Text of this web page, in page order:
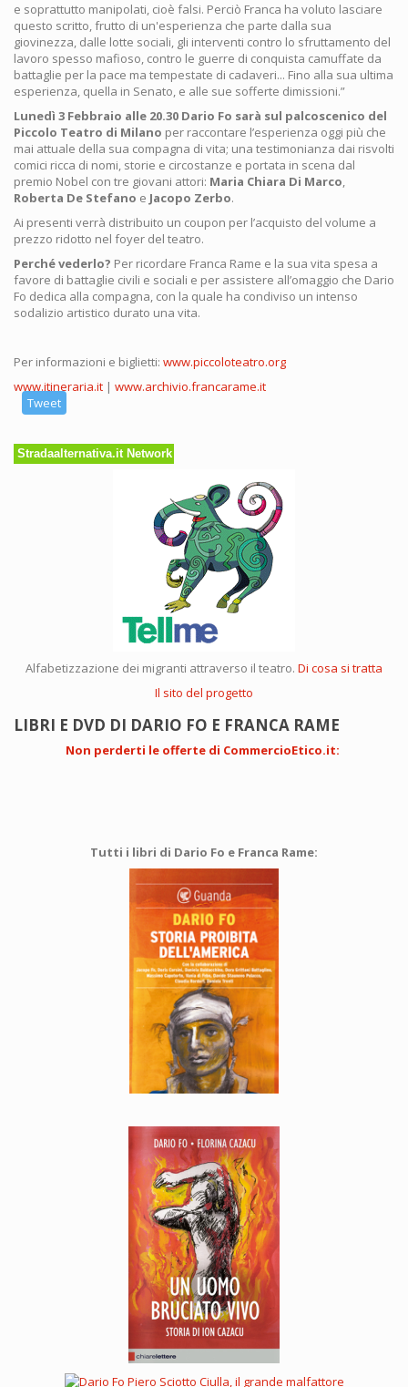
e soprattutto manipolati, cioè falsi. Perciò Franca ha voluto lasciare
questo scritto, frutto di un'esperienza che parte dalla sua
giovinezza, dalle lotte sociali, gli interventi contro lo sfruttamento del
lavoro spesso mafioso, contro le guerre di conquista camuffate da
battaglie per la pace ma tempestate di cadaveri... Fino alla sua ultima
esperienza, quella in Senato, e alle sue sofferte dimissioni.”
Lunedì 3 Febbraio alle 20.30 Dario Fo sarà sul palcoscenico del
Piccolo Teatro di Milano per raccontare l’esperienza oggi più che
mai attuale della sua compagna di vita; una testimonianza dai risvolti
comici ricca di nomi, storie e circostanze e portata in scena dal
premio Nobel con tre giovani attori: Maria Chiara Di Marco,
Roberta De Stefano e Jacopo Zerbo.
Ai presenti verrà distribuito un coupon per l’acquisto del volume a
prezzo ridotto nel foyer del teatro.
Perché vederlo? Per ricordare Franca Rame e la sua vita spesa a
favore di battaglie civili e sociali e per assistere all’omaggio che Dario
Fo dedica alla compagna, con la quale ha condiviso un intenso
sodalizio artistico durato una vita.
Per informazioni e biglietti: www.piccoloteatro.org
www.itineraria.it | www.archivio.francarame.it
Tweet
Stradaalternativa.it Network
Alfabetizzazione dei migranti attraverso il teatro. Di cosa si tratta
Il sito del progetto
LIBRI E DVD DI DARIO FO E FRANCA RAME
Non perderti le offerte di CommercioEtico.it:
Tutti i libri di Dario Fo e Franca Rame: